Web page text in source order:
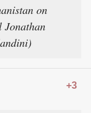
on
Jonathan
+3